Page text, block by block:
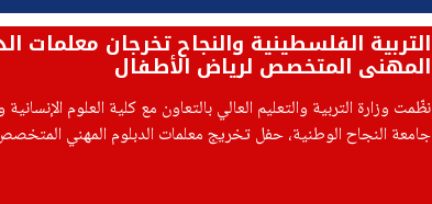
التربية الفلسطينية والنجاح تخرجان معلمات
المهني المتخصص لرياض الأطفال
نظّمت وزارة التربية والتعليم العالي بالتعاون مع كلية العلوم
جامعة النجاح الوطنية، حفل تخريج معلمات الدبلوم المهني